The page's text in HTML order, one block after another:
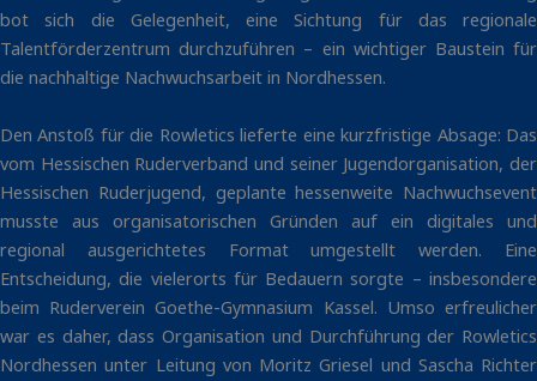
bot sich die Gelegenheit, eine Sichtung für das regionale
Talentförderzentrum durchzuführen – ein wichtiger Baustein für
die nachhaltige Nachwuchsarbeit in Nordhessen.
Den Anstoß für die Rowletics lieferte eine kurzfristige Absage: Das
vom Hessischen Ruderverband und seiner Jugendorganisation, der
Hessischen Ruderjugend, geplante hessenweite Nachwuchsevent
musste aus organisatorischen Gründen auf ein digitales und
regional ausgerichtetes Format umgestellt werden. Eine
Entscheidung, die vielerorts für Bedauern sorgte – insbesondere
beim Ruderverein Goethe-Gymnasium Kassel. Umso erfreulicher
war es daher, dass Organisation und Durchführung der Rowletics
Nordhessen unter Leitung von Moritz Griesel und Sascha Richter